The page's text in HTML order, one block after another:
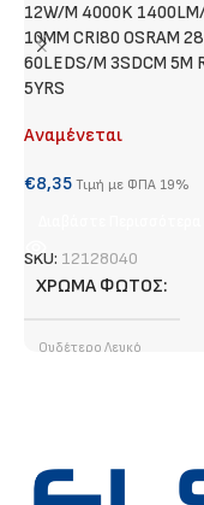
12W/M 4000K
10MM CRI80 OSRAM
60LEDS/M 3SDCM 5M
5YRS
Αναμένεται
€8,35 Τιμή με ΦΠΑ 19%
SKU: 12128040
ΧΡΏΜΑ ΦΩΤΌΣ
Ουδέτερο Λευκό
1400 lm/ m